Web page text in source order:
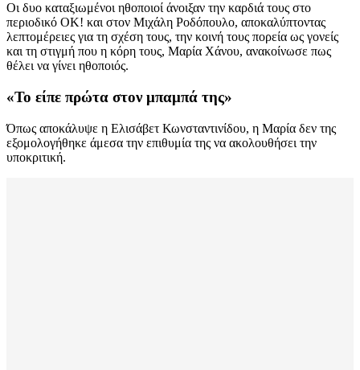
Οι δυο καταξιωμένοι ηθοποιοί άνοιξαν την καρδιά τους στο
περιοδικό OK! και στον Μιχάλη Ροδόπουλο, αποκαλύπτοντας
λεπτομέρειες για τη σχέση τους, την κοινή τους πορεία ως γονείς
και τη στιγμή που η κόρη τους, Μαρία Χάνου, ανακοίνωσε πως
θέλει να γίνει ηθοποιός.
«Το είπε πρώτα στον μπαμπά της»
Όπως αποκάλυψε η Ελισάβετ Κωνσταντινίδου, η Μαρία δεν της
εξομολογήθηκε άμεσα την επιθυμία της να ακολουθήσει την
υποκριτική.